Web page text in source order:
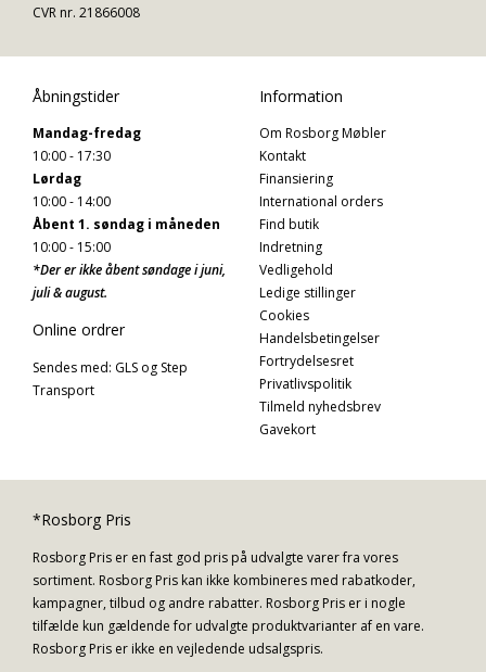
CVR nr. 21866008
Åbningstider
Mandag-fredag
10:00 - 17:30
Lørdag
10:00 - 14:00
Åbent 1. søndag i måneden
10:00 - 15:00
*Der er ikke åbent søndage i juni,
juli & august.
Online ordrer
Sendes med: GLS og Step
Transport
Information
Om Rosborg Møbler
Kontakt
Finansiering
International orders
Find butik
Indretning
Vedligehold
Ledige stillinger
Cookies
Handelsbetingelser
Fortrydelsesret
Privatlivspolitik
Tilmeld nyhedsbrev
Gavekort
*Rosborg Pris
Rosborg Pris er en fast god pris på udvalgte varer fra vores
sortiment. Rosborg Pris kan ikke kombineres med rabatkoder,
kampagner, tilbud og andre rabatter. Rosborg Pris er i nogle
tilfælde kun gældende for udvalgte produktvarianter af en vare.
Rosborg Pris er ikke en vejledende udsalgspris.